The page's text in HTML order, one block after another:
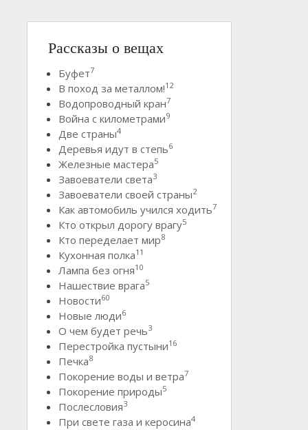
Рассказы о вещах
Буфет7
В поход за металлом!12
Водопроводный кран7
Война с километрами9
Две страны4
Деревья идут в степь6
Железные мастера5
Завоеватели света3
Завоеватели своей страны2
Как автомобиль учился ходить7
Кто открыл дорогу врагу5
Кто переделает мир8
Кухонная полка11
Лампа без огня10
Нашествие врага5
Новости60
Новые люди6
О чем будет речь3
Перестройка пустыни16
Печка8
Покорение воды и ветра7
Покорение природы5
Послесловия3
При свете газа и керосина4